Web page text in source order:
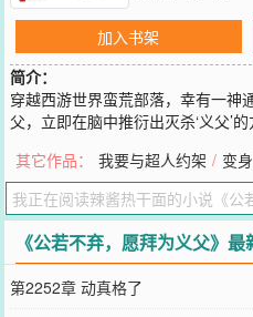
加入书架
简介：
穿越西游世界蛮荒部落，幸有一神
父，立即在脑中推衍出灭杀‘义父’
应吗？小羽粲然一笑：蠢魔，我叫
应......咦，你狗胆粗大，竟已在心
没能激活本仙子的‘大灭爸’。剑光
星君：羽将军，人间称王称霸，虽
福，现今只要将军答应玉帝陛下的
升，荣登仙籍。小羽好奇道：若去
弼马温吧？太白星君诧异道：怎么
其它作品： 我要与超人约架 / 变
《公若不弃，愿拜为义父》
第2252章 动真格了